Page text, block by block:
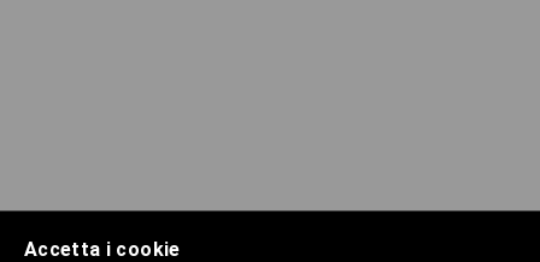
Accetta i cookie